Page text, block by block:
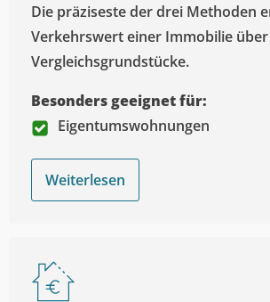
Die präziseste der drei Methoden
Verkehrswert einer Immobilie über
Vergleichsgrundstücke.
Besonders geeignet für:
Eigentumswohnungen
Weiterlesen